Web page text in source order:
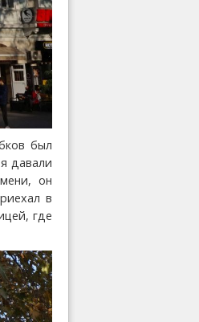
был
давали
он
в
где